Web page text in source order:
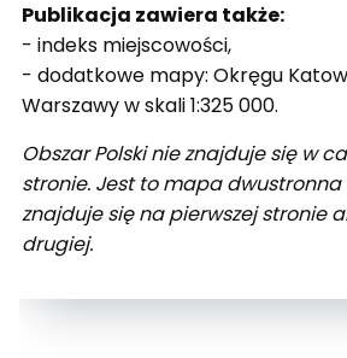
Publikacja zawiera także:
- indeks miejscowości,
- dodatkowe mapy: Okręgu
Warszawy w skali 1:325 000.
Obszar Polski nie znajduje się w
stronie. Jest to mapa dwustronna
znajduje się na pierwszej stronie
drugiej.